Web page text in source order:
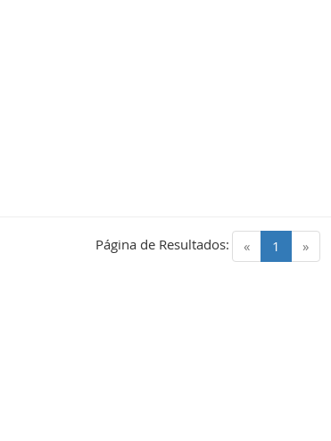
« 1 (current)
»
Página de Resultados: